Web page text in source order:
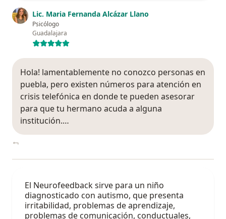
Lic. Maria Fernanda Alcázar Llano
Psicólogo
Guadalajara
Hola! lamentablemente no conozco personas en
puebla, pero existen números para atención en
crisis telefónica en donde te pueden asesorar
para que tu hermano acuda a alguna
institución.…
El Neurofeedback sirve para un niño
diagnosticado con autismo, que presenta
irritabilidad, problemas de aprendizaje,
problemas de comunicación, conductuales,